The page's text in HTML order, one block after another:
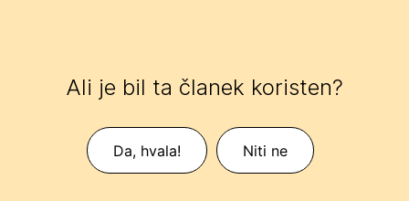
Ali je bil ta članek koristen?
Da, hvala! Niti ne